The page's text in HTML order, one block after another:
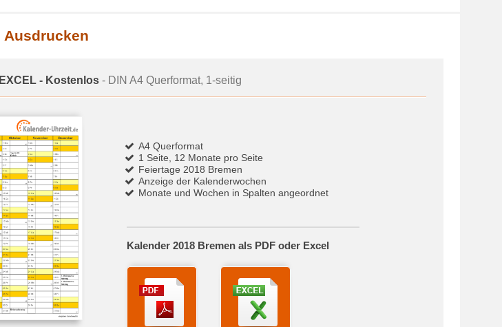
Ausdrucken
- Kostenlos - DIN A4 Querformat, 1-seitig
A4 Querformat
1 Seite, 12 Monate pro Seite
Feiertage 2018 Bremen
Anzeige der Kalenderwochen
Monate und Wochen in Spalten angeordnet
Kalender 2018 Bremen als PDF oder Excel